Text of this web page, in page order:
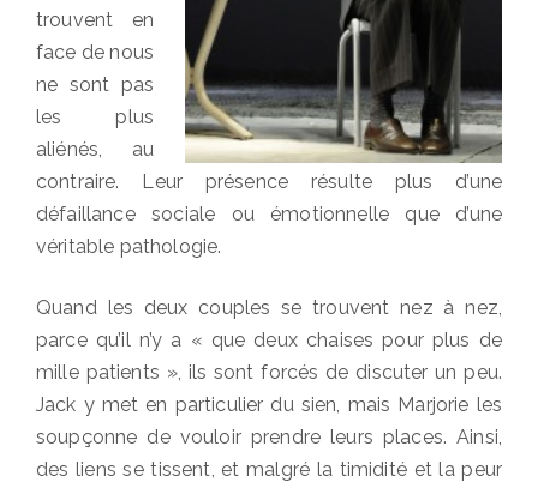
trouvent en
face de nous
ne sont pas
les plus
aliénés, au
contraire. Leur présence résulte plus d’une
défaillance sociale ou émotionnelle que d’une
véritable pathologie.
Quand les deux couples se trouvent nez à nez,
parce qu’il n’y a « que deux chaises pour plus de
mille patients », ils sont forcés de discuter un peu.
Jack y met en particulier du sien, mais Marjorie les
soupçonne de vouloir prendre leurs places. Ainsi,
des liens se tissent, et malgré la timidité et la peur